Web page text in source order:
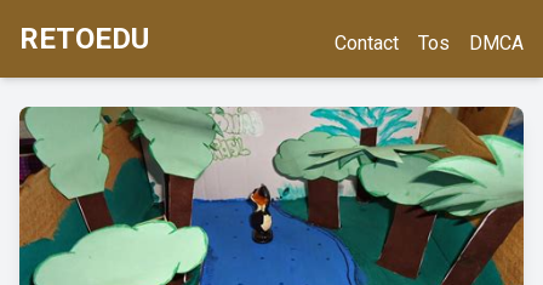
RETOEDU Contact Tos DMCA